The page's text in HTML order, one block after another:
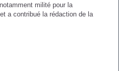
milité pour la
a contribué la rédaction de la